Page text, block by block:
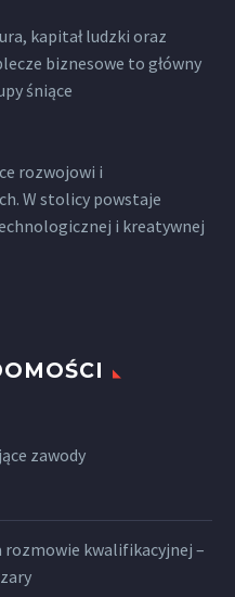
kapitał ludzki oraz
biznesowe to główny
śniące
rozwojowi i
W stolicy powstaje
i kreatywnej
zawody
rozmowie kwalifikacyjnej –